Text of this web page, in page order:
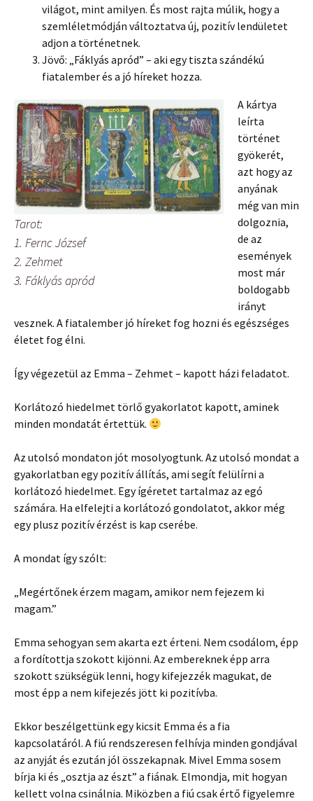
világot, mint amilyen. És most rajta múlik, hogy a
szemléletmódján változtatva új, pozitív lendületet
adjon a történetnek.
Jövő: „Fáklyás apród” – aki egy tiszta szándékú
fiatalember és a jó híreket hozza.
Tarot:
1. Fernc József
2. Zehmet
3. Fáklyás apród
A kártya
leírta
történet
gyökerét,
azt hogy az
anyának
még van min
dolgoznia,
de az
események
most már
boldogabb
irányt
vesznek. A fiatalember jó híreket fog hozni és egészséges
életet fog élni.
Így végezetül az Emma – Zehmet – kapott házi feladatot.
Korlátozó hiedelmet törlő gyakorlatot kapott, aminek
minden mondatát értettük.
Az utolsó mondaton jót mosolyogtunk. Az utolsó mondat a
gyakorlatban egy pozitív állítás, ami segít felülírni a
korlátozó hiedelmet. Egy ígéretet tartalmaz az egó
számára. Ha elfelejti a korlátozó gondolatot, akkor még
egy plusz pozitív érzést is kap cserébe.
A mondat így szólt:
„Megértőnek érzem magam, amikor nem fejezem ki
magam.”
Emma sehogyan sem akarta ezt érteni. Nem csodálom, épp
a fordítottja szokott kijönni. Az embereknek épp arra
szokott szükségük lenni, hogy kifejezzék magukat, de
most épp a nem kifejezés jött ki pozitívba.
Ekkor beszélgettünk egy kicsit Emma és a fia
kapcsolatáról. A fiú rendszeresen felhívja minden gondjával
az anyját és ezután jól összekapnak. Mivel Emma sosem
bírja ki és „osztja az észt” a fiának. Elmondja, mit hogyan
kellett volna csinálnia. Miközben a fiú csak értő figyelemre